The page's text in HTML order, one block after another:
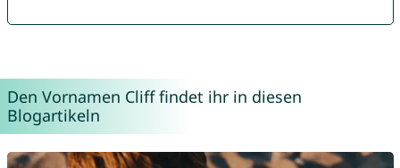
Den Vornamen Cliff findet ihr in diesen
Blogartikeln